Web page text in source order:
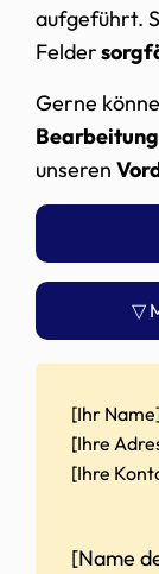
aufgeführt.
Felder
Gerne
unseren
▽
[Ihr
[Ihre
[Ihre
[Name